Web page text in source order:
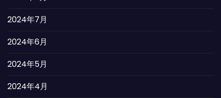
2024年7月
2024年6月
2024年5月
2024年4月